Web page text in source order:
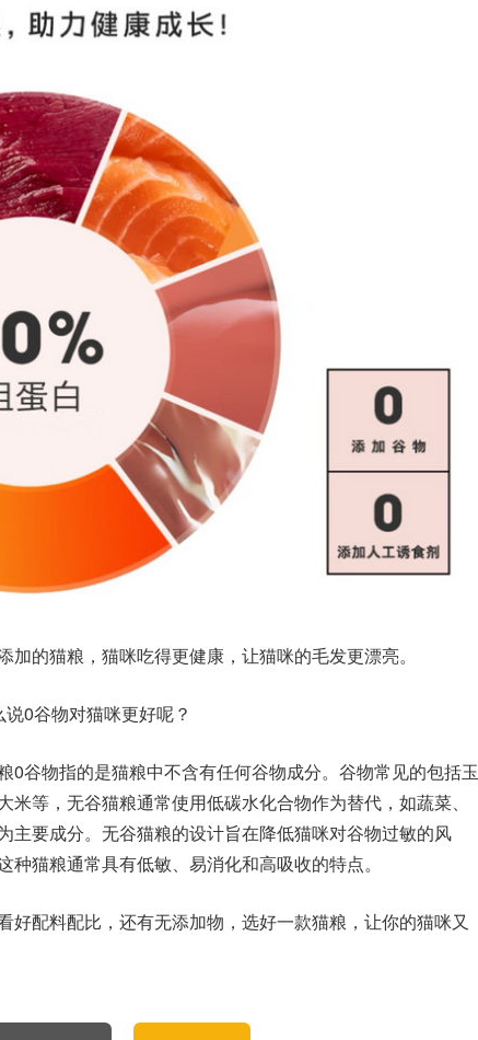
的猫粮，猫咪吃得更健康，让猫咪的毛发更漂亮。
0谷物对猫咪更好呢？
0谷物指的是猫粮中不含有任何谷物成分。谷物常见的包括玉
等，无谷猫粮通常使用低碳水化合物作为替代，如蔬菜、
主要成分。无谷猫粮的设计旨在降低猫咪对谷物过敏的风
猫粮通常具有低敏、易消化和高吸收的特点。
好配料配比，还有无添加物，选好一款猫粮，让你的猫咪又